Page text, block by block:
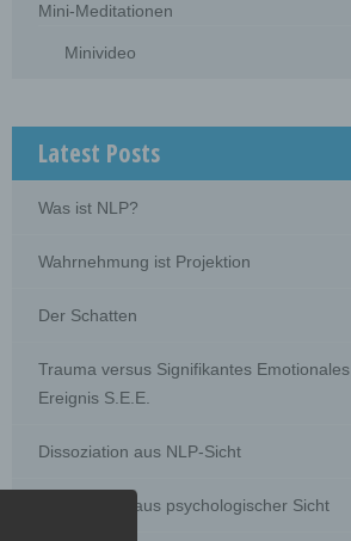
Mini-Meditationen
Minivideo
Latest Posts
Was ist NLP?
Wahrnehmung ist Projektion
Der Schatten
Trauma versus Signifikantes Emotionales
Ereignis S.E.E.
Dissoziation aus NLP-Sicht
Dissoziation aus psychologischer Sicht